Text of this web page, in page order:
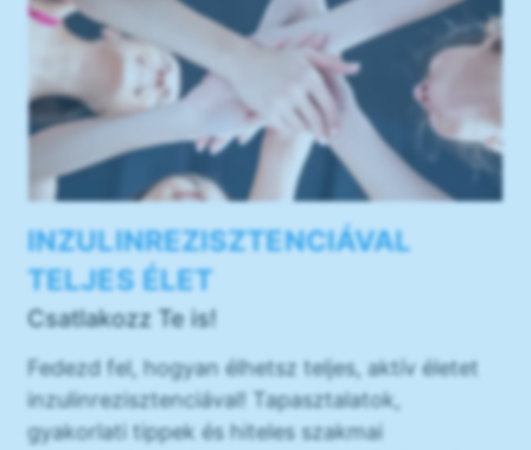
INZULINREZISZTENCIÁVAL
TELJES ÉLET
Csatlakozz Te is!
Fedezd fel, hogyan élhetsz teljes, aktív életet
inzulinrezisztenciával! Tapasztalatok,
gyakorlati tippek és hiteles szakmai